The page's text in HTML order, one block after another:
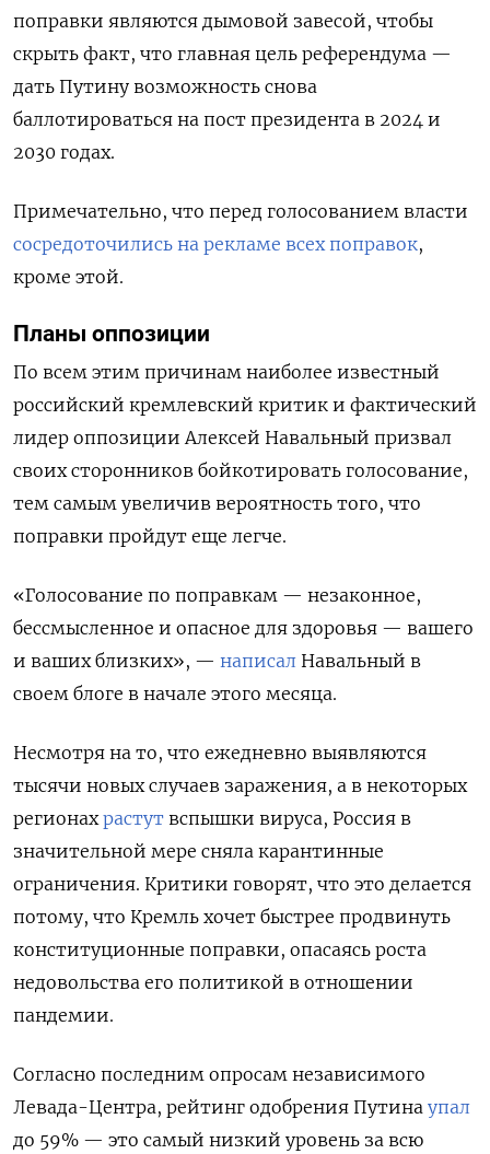
поправки являются дымовой завесой, чтобы
скрыть факт, что главная цель референдума —
дать Путину возможность снова
баллотироваться на пост президента в 2024 и
2030 годах.
Примечательно, что перед голосованием власти
сосредоточились на рекламе всех поправок,
кроме этой.
Планы оппозиции
По всем этим причинам наиболее известный
российский кремлевский критик и фактический
лидер оппозиции Алексей Навальный призвал
своих сторонников бойкотировать голосование,
тем самым увеличив вероятность того, что
поправки пройдут еще легче.
«Голосование по поправкам — незаконное,
бессмысленное и опасное для здоровья — вашего
и ваших близких», — написал Навальный в
своем блоге в начале этого месяца.
Несмотря на то, что ежедневно выявляются
тысячи новых случаев заражения, а в некоторых
регионахрастут вспышки вируса, Россия в
значительной мере сняла карантинные
ограничения. Критики говорят, что это делается
потому, что Кремль хочет быстрее продвинуть
конституционные поправки, опасаясь роста
недовольства его политикой в отношении
пандемии.
Согласно последним опросам независимого
Левада-Центра, рейтинг одобрения Путина упал
до 59% — это самый низкий уровень за всю